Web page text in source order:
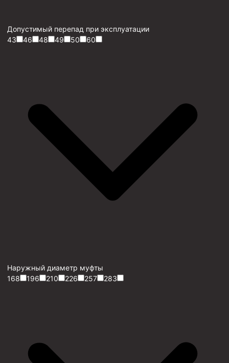
Допустимый перепад при эксплуатации
43
46 48 49 50 60
Наружный диаметр муфты
168
196 210 226 257 283